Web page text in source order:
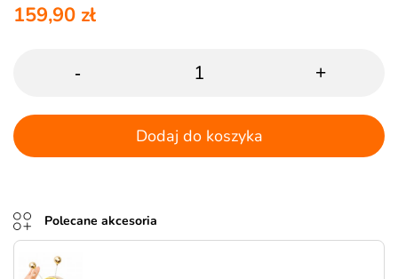
159,90 zł
- +
Dodaj do koszyka
Polecane akcesoria